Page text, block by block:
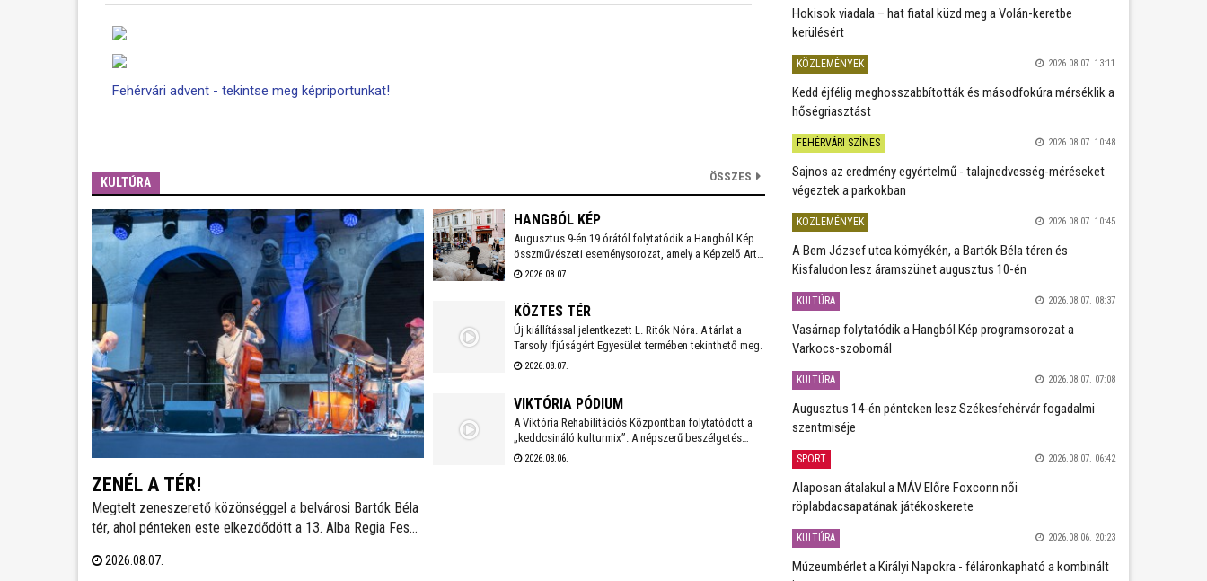
Fehérvári advent - tekintse meg képriportunkat!
KULTÚRA ÖSSZES
ZENÉL A TÉR!
Megtelt zeneszerető közönséggel a belvárosi Bartók Béla
tér, ahol pénteken este elkezdődött a 13. Alba Regia Feszt.
Hang-Szín-Tér Művészeti Iskola végzős diákjainak
2026.08.07.
HANGBÓL KÉP
Augusztus 9-én 19 órától folytatódik a Hangból Kép
összművészeti eseménysorozat, amely a Képzelő Art
Gallery művészeti közösségéhez kapcsolódó
2026.08.07.
KÖZTES TÉR
Új kiállítással jelentkezett L. Ritók Nóra. A tárlat a
Tarsoly Ifjúságért Egyesület termében tekinthető meg.
2026.08.07.
VIKTÓRIA PÓDIUM
A Viktória Rehabilitációs Központban folytatódott a
„keddcsináló kulturmix”. A népszerű beszélgetés
sorozaton ezúttal is kivételes vendégek tisztelték
2026.08.06.
Hokisok viadala – hat fiatal küzd meg a Volán-keretbe
kerülésért
KÖZLEMÉNYEK 2026.08.07. 13:11
Kedd éjfélig meghosszabbították és másodfokúra mérséklik a
hőségriasztást
FEHÉRVÁRI SZÍNES 2026.08.07. 10:48
Sajnos az eredmény egyértelmű - talajnedvesség-méréseket
végeztek a parkokban
KÖZLEMÉNYEK 2026.08.07. 10:45
A Bem József utca környékén, a Bartók Béla téren és
Kisfaludon lesz áramszünet augusztus 10-én
KULTÚRA 2026.08.07. 08:37
Vasárnap folytatódik a Hangból Kép programsorozat a
Varkocs-szobornál
KULTÚRA 2026.08.07. 07:08
Augusztus 14-én pénteken lesz Székesfehérvár fogadalmi
szentmiséje
SPORT 2026.08.07. 06:42
Alaposan átalakul a MÁV Előre Foxconn női
röplabdacsapatának játékoskerete
KULTÚRA 2026.08.06. 20:23
Múzeumbérlet a Királyi Napokra - féláronkapható a kombinált